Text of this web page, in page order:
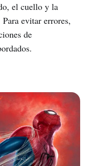
el cuello y la
evitar errores,
de